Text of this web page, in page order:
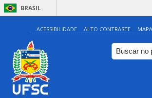
BRASIL
ACESSIBILIDADE ALTO CONTRASTE